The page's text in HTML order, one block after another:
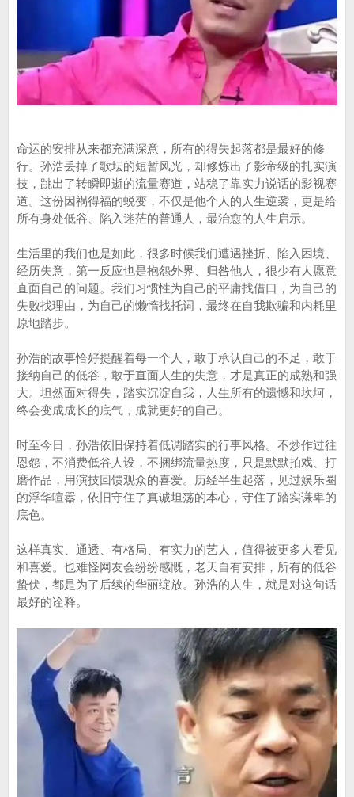
命运的安排从来都充满深意，所有的得失起落都是最好的修
行。孙浩丢掉了歌坛的短暂风光，却修炼出了影帝级的扎实演
技，跳出了转瞬即逝的流量赛道，站稳了靠实力说话的影视赛
道。这份因祸得福的蜕变，不仅是他个人的人生逆袭，更是给
所有身处低谷、陷入迷茫的普通人，最治愈的人生启示。
生活里的我们也是如此，很多时候我们遭遇挫折、陷入困境、
经历失意，第一反应也是抱怨外界、归咎他人，很少有人愿意
直面自己的问题。我们习惯性为自己的平庸找借口，为自己的
失败找理由，为自己的懒惰找托词，最终在自我欺骗和内耗里
原地踏步。
孙浩的故事恰好提醒着每一个人，敢于承认自己的不足，敢于
接纳自己的低谷，敢于直面人生的失意，才是真正的成熟和强
大。坦然面对得失，踏实沉淀自我，人生所有的遗憾和坎坷，
终会变成成长的底气，成就更好的自己。
时至今日，孙浩依旧保持着低调踏实的行事风格。不炒作过往
恩怨，不消费低谷人设，不捆绑流量热度，只是默默拍戏、打
磨作品，用演技回馈观众的喜爱。历经半生起落，见过娱乐圈
的浮华喧嚣，依旧守住了真诚坦荡的本心，守住了踏实谦卑的
底色。
这样真实、通透、有格局、有实力的艺人，值得被更多人看见
和喜爱。也难怪网友会纷纷感慨，老天自有安排，所有的低谷
蛰伏，都是为了后续的华丽绽放。孙浩的人生，就是对这句话
最好的诠释。